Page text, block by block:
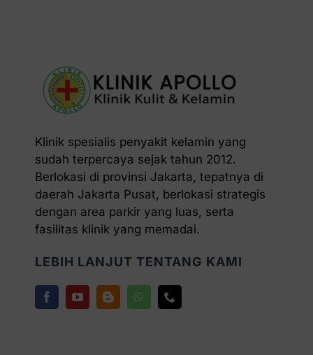
Klinik spesialis penyakit kelamin yang
sudah terpercaya sejak tahun 2012.
Berlokasi di provinsi Jakarta, tepatnya di
daerah Jakarta Pusat, berlokasi strategis
dengan area parkir yang luas, serta
fasilitas klinik yang memadai.
LEBIH LANJUT TENTANG KAMI